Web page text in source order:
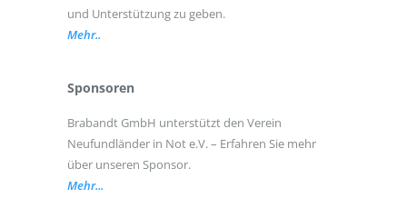
und Unterstützung zu geben.
Mehr..
Sponsoren
Brabandt GmbH unterstützt den Verein
Neufundländer in Not e.V. – Erfahren Sie mehr
über unseren Sponsor.
Mehr...